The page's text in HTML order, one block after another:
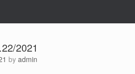
2021
by admin